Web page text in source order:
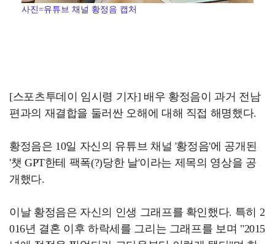
사진=유튜브 채널 황정음 캡처
[스포츠투데이 임시령 기자] 배우 황정음이 과거 전남
편과의 재결합을 둘러싼 오해에 대해 직접 해명했다.
황정음은 10일 자신의 유튜브 채널 '황정음'에 공개된
'챗 GPT한테 팩폭(?)당한 날'이라는 제목의 영상을 공
개했다.
이날 황정음은 자신의 인생 그래프를 확인했다. 특히 2
016년 결혼 이후 하락세를 그리는 그래프를 보며 "2015